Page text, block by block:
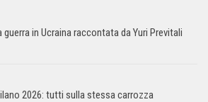
guerra in Ucraina raccontata da Yuri Previtali
2026: tutti sulla stessa carrozza